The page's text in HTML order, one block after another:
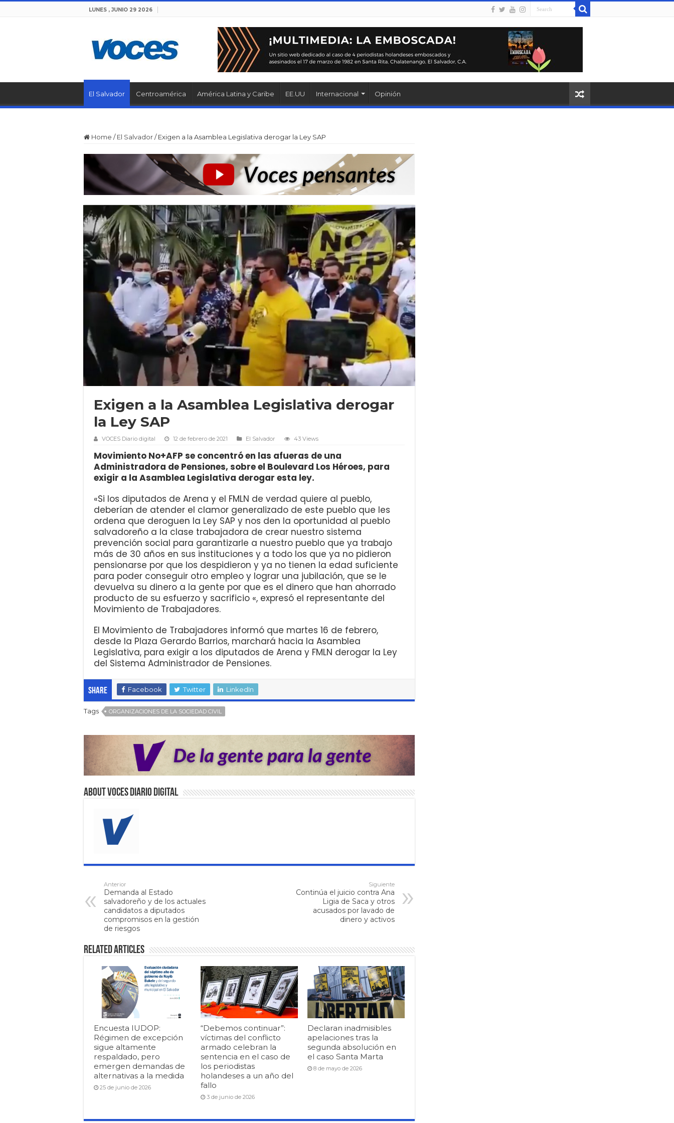
LUNES , JUNIO 29 2026
El Salvador Centroamérica América Latina y Caribe EE.UU Internacional Opinión
Home / El Salvador/ Exigen a la Asamblea Legislativa derogar la Ley SAP
Exigen a la Asamblea Legislativa derogar
la Ley SAP
VOCES Diario digital 12 de febrero de 2021 El Salvador 43 Views
Movimiento No+AFP se concentró en las afueras de una
Administradora de Pensiones, sobre el Boulevard Los Héroes, para
exigir a la Asamblea Legislativa derogar esta ley.
«Si los diputados de Arena y el FMLN de verdad quiere al pueblo,
deberían de atender el clamor generalizado de este pueblo que les
ordena que deroguen la Ley SAP y nos den la oportunidad al pueblo
salvadoreño a la clase trabajadora de crear nuestro sistema
prevención social para garantizarle a nuestro pueblo que ya trabajo
más de 30 años en sus instituciones y a todo los que ya no pidieron
pensionarse por que los despidieron y ya no tienen la edad suficiente
para poder conseguir otro empleo y lograr una jubilación, que se le
devuelva su dinero a la gente por que es el dinero que han ahorrado
producto de su esfuerzo y sacrificio «, expresó el representante del
Movimiento de Trabajadores.
El Movimiento de Trabajadores informó que martes 16 de febrero,
desde la Plaza Gerardo Barrios, marchará hacia la Asamblea
Legislativa, para exigir a los diputados de Arena y FMLN derogar la Ley
del Sistema Administrador de Pensiones.
Share Facebook Twitter LinkedIn
Tags ORGANIZACIONES DE LA SOCIEDAD CIVIL
About VOCES Diario digital
Anterior
Demanda al Estado
salvadoreño y de los actuales
candidatos a diputados
compromisos en la gestión
de riesgos
Siguiente
Continúa el juicio contra Ana
Ligia de Saca y otros
acusados por lavado de
dinero y activos
Related Articles
Encuesta IUDOP:
Régimen de excepción
sigue altamente
respaldado, pero
emergen demandas de
alternativas a la medida
25 de junio de 2026
“Debemos continuar”:
víctimas del conflicto
armado celebran la
sentencia en el caso de
los periodistas
holandeses a un año del
fallo
3 de junio de 2026
Declaran inadmisibles
apelaciones tras la
segunda absolución en
el caso Santa Marta
8 de mayo de 2026